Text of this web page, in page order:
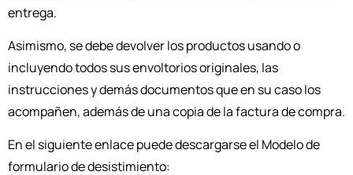
entrega.
Asimismo, se debe devolver los productos usando o
incluyendo todos sus envoltorios originales, las
instrucciones y demás documentos que en su caso los
acompañen, además de una copia de la factura de compra.
En el siguiente enlace puede descargarse el Modelo de
formulario de desistimiento: